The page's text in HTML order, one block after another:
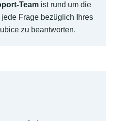
Teamist rund um die
Frage bezüglich Ihres
zu beantworten.